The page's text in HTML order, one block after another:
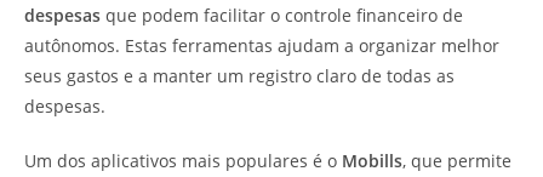
despesas que podem facilitar o controle financeiro de
autônomos. Estas ferramentas ajudam a organizar melhor
seus gastos e a manter um registro claro de todas as
despesas.
Um dos aplicativos mais populares é o Mobills, que permite